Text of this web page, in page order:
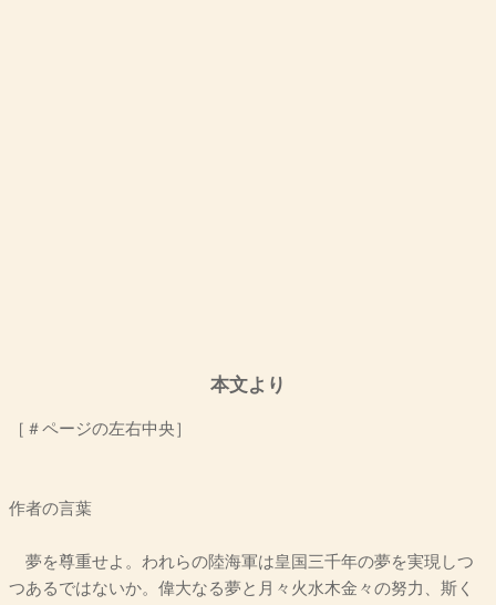
本文より
［＃ページの左右中央］
作者の言葉
夢を尊重せよ。われらの陸海軍は皇国三千年の夢を実現しつ
つあるではないか。偉大なる夢と月々火水木金々の努力、斯く